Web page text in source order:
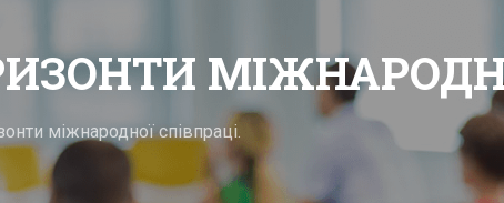
міжнародної співпраці.